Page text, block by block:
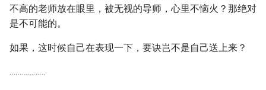
不高的老师放在眼里，被无视的导师，心里不恼火？那绝对
是不可能的。
如果，这时候自己在表现一下，要诀岂不是自己送上来？
………………